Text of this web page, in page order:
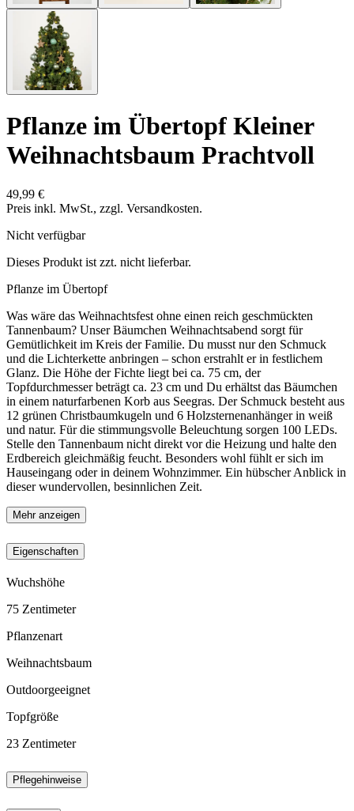
Pflanze im Übertopf Kleiner
Weihnachtsbaum Prachtvoll
49,99 €
Preis inkl. MwSt., zzgl. Versandkosten.
Nicht verfügbar
Dieses Produkt ist zzt. nicht lieferbar.
Pflanze im Übertopf
Was wäre das Weihnachtsfest ohne einen reich geschmückten
Tannenbaum? Unser Bäumchen Weihnachtsabend sorgt für
Gemütlichkeit im Kreis der Familie. Du musst nur den Schmuck
und die Lichterkette anbringen – schon erstrahlt er in festlichem
Glanz. Die Höhe der Fichte liegt bei ca. 75 cm, der
Topfdurchmesser beträgt ca. 23 cm und Du erhältst das Bäumchen
in einem naturfarbenen Korb aus Seegras. Der Schmuck besteht aus
12 grünen Christbaumkugeln und 6 Holzsternenanhänger in weiß
und natur. Für die stimmungsvolle Beleuchtung sorgen 100 LEDs.
Stelle den Tannenbaum nicht direkt vor die Heizung und halte den
Erdbereich gleichmäßig feucht. Besonders wohl fühlt er sich im
Hauseingang oder in deinem Wohnzimmer. Ein hübscher Anblick in
dieser wundervollen, besinnlichen Zeit.
Mehr anzeigen
Eigenschaften
Wuchshöhe
75 Zentimeter
Pflanzenart
Weihnachtsbaum
Outdoorgeeignet
Topfgröße
23 Zentimeter
Pflegehinweise